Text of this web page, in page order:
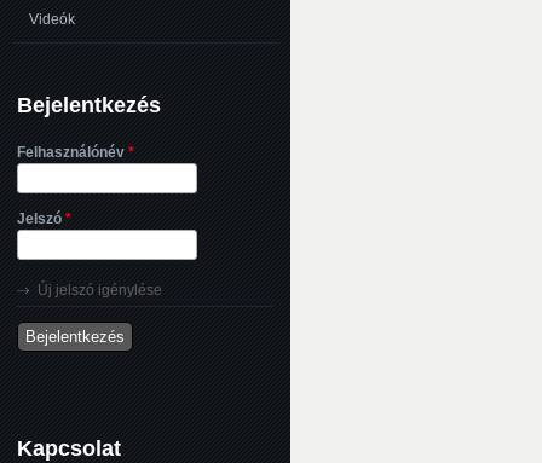
Videók
Bejelentkezés
Felhasználónév *
Jelszó *
Új jelszó igénylése
Kapcsolat